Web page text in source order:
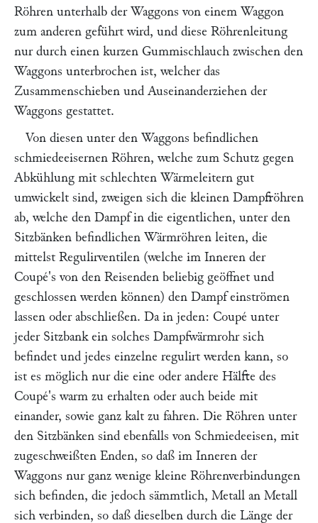
Röhren unterhalb der Waggons von einem Waggon
zum anderen geführt wird, und diese Röhrenleitung
nur durch einen kurzen Gummischlauch zwischen den
Waggons unterbrochen ist, welcher das
Zusammenschieben und Auseinanderziehen der
Waggons gestattet.
Von diesen unter den Waggons befindlichen
schmiedeeisernen Röhren, welche zum Schutz gegen
Abkühlung mit schlechten Wärmeleitern gut
umwickelt sind, zweigen sich die kleinen Dampfröhren
ab, welche den Dampf in die eigentlichen, unter den
Sitzbänken befindlichen Wärmröhren leiten, die
mittelst Regulirventilen (welche im Inneren der
Coupé's von den Reisenden beliebig geöffnet und
geschlossen werden können) den Dampf einströmen
lassen oder abschließen. Da in jeden: Coupé unter
jeder Sitzbank ein solches Dampfwärmrohr sich
befindet und jedes einzelne regulirt werden kann, so
ist es möglich nur die eine oder andere Hälfte des
Coupé's warm zu erhalten oder auch beide mit
einander, sowie ganz kalt zu fahren. Die Röhren unter
den Sitzbänken sind ebenfalls von Schmiedeeisen, mit
zugeschweißten Enden, so daß im Inneren der
Waggons nur ganz wenige kleine Röhrenverbindungen
sich befinden, die jedoch sämmtlich, Metall an Metall
sich verbinden, so daß dieselben durch die Länge der